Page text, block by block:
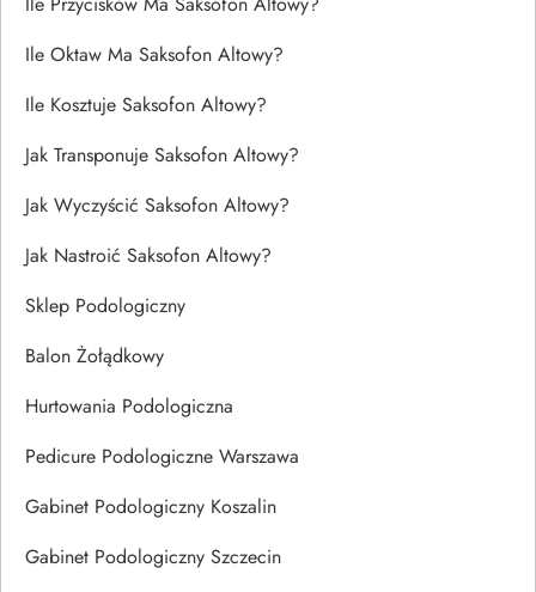
Ile Oktaw Ma Saksofon Altowy?
Ile Kosztuje Saksofon Altowy?
Jak Transponuje Saksofon Altowy?
Jak Wyczyścić Saksofon Altowy?
Jak Nastroić Saksofon Altowy?
Sklep Podologiczny
Balon Żołądkowy
Hurtowania Podologiczna
Pedicure Podologiczne Warszawa
Gabinet Podologiczny Koszalin
Gabinet Podologiczny Szczecin